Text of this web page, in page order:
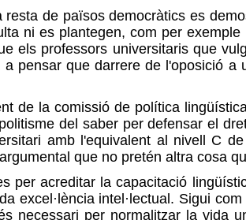
de països democràtics es
ni es plantegen, com per
els professors universitaris que
pensar que darrere de l'oposició
de la comissió de política
del saber per defensar el
amb l'equivalent al nivell C
que no pretén altra cosa
per acreditar la capacitació
excel·lència intel·lectual. Sigui
necessari per normalitzar la vida